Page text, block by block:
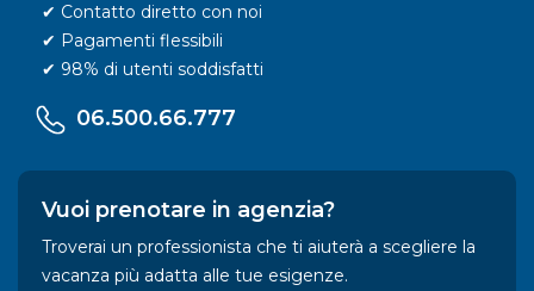
✔ Contatto diretto con noi
✔ Pagamenti flessibili
✔ 98% di utenti soddisfatti
06.500.66.777
Vuoi prenotare in agenzia?
Troverai un professionista che ti aiuterà a scegliere la
vacanza più adatta alle tue esigenze.